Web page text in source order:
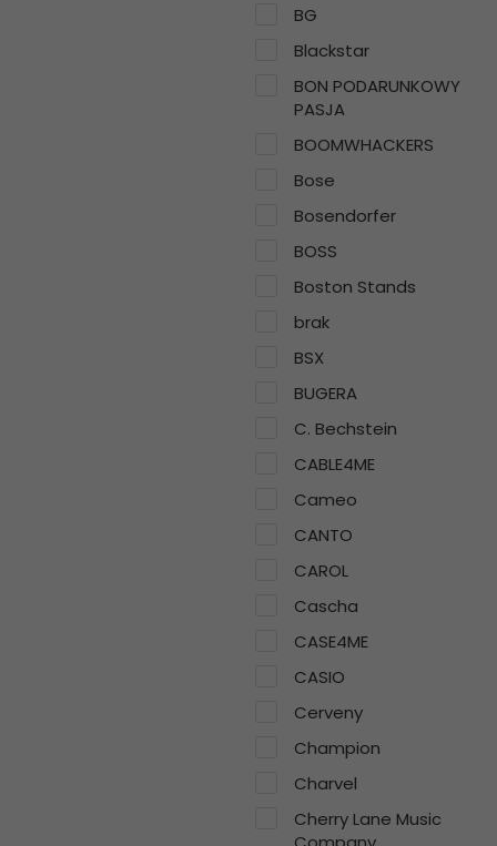
BG
Blackstar
BON PODARUNKOWY
PASJA
BOOMWHACKERS
Bose
Bosendorfer
BOSS
Boston Stands
brak
BSX
BUGERA
C. Bechstein
CABLE4ME
Cameo
CANTO
CAROL
Cascha
CASE4ME
CASIO
Cerveny
Champion
Charvel
Cherry Lane Music